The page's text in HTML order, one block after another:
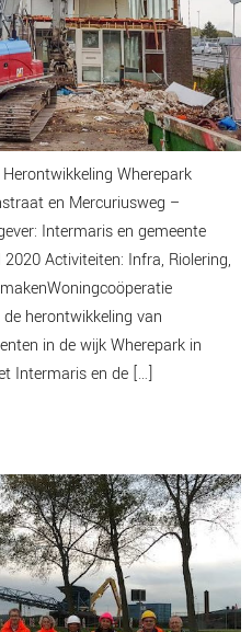
Wherepark
en Mercuriusweg –
Intermaris en gemeente
Activiteiten: Infra, Riolering,
herontwikkeling van
in de wijk Wherepark in
Intermaris en de […]